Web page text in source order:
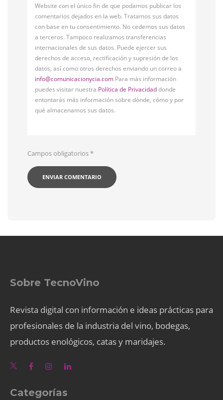
Website con el único fin de que podamos publicar los
comentarios dejados en la web. Tratamos sus datos
con base en tu consentimiento. No cedemos sus datos
a terceros. Tampoco realizamos transferencias
internacionales de sus datos. Puede ejercer sus
derechos de acceso, rectificación y supresión de los
datos, así como otros derechos enviando un correo a
info@comunicacionycia.com Para más información
puedes visitar nuestra Política de Privacidaddonde
entontarás más información sobre dónde, cómo y por
qué almacenamos sus datos.
Campos obligatorios*
Sobre TecnoVino
Revista digital con información e ideas prácticas para
profesionales de la industria del vino, bodegas,
productos enológicos, catas y maridajes.
Categorías